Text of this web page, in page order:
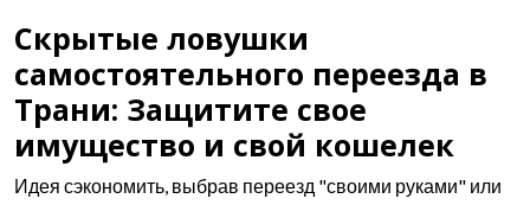
Скрытые ловушки
самостоятельного переезда в
Трани: Защитите свое
имущество и свой кошелек
Идея сэкономить, выбрав переезд "своими руками" или